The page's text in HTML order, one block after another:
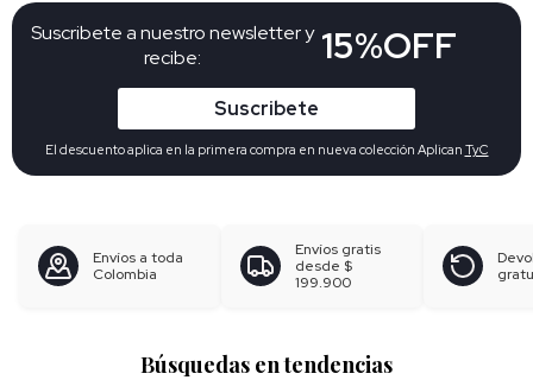
Suscribete a nuestro newsletter y
recibe:
15%OFF
Suscribete
El descuento aplica en la primera compra en nueva colección Aplican TyC
Envíos a toda
Colombia
Envíos gratis
desde $
199.900
Búsquedas en tendencias